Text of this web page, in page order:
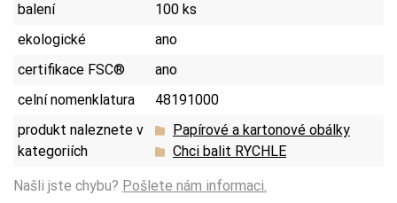
balení
100 ks
ekologické
ano
certifikace FSC®
ano
celní nomenklatura
48191000
produkt naleznete v
kategoriích
Papírové a kartonové obálky
Chci balit RYCHLE
Našli jste chybu? Pošlete nám informaci.